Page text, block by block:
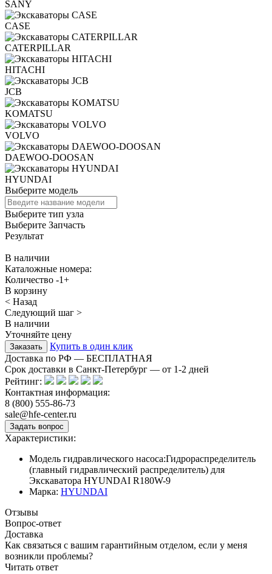
SANY
CASE
CATERPILLAR
HITACHI
JCB
KOMATSU
VOLVO
DAEWOO-DOOSAN
HYUNDAI
Выберите модель
Выберите тип узла
Выберите Запчасть
Результат
В наличии
Каталожные номера:
Количество -1+
В корзину
< Назад
Следующий шаг >
В наличии
Уточняйте цену
Купить в один клик
Доставка по РФ — БЕСПЛАТНАЯ
Срок доставки в Санкт-Петербург — от 1-2 дней
Рейтинг:
Контактная информация:
8 (800) 555-86-73
sale@hfe-center.ru
Характеристики:
Модель гидравлического насоса:Гидрораспределитель
(главный гидравлический распределитель) для
Экскаватора HYUNDAI R180W-9
Марка: HYUNDAI
Отзывы
Вопрос-ответ
Доставка
Как связаться с вашим гарантийным отделом, если у меня
возникли проблемы?
Читать ответ